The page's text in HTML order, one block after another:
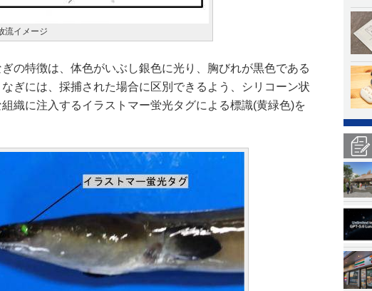
流イメージ
の特徴は、体色がいぶし銀色に光り、胸びれが黒色である
ぎには、採捕された場合に区別できるよう、シリコーン状
織に注入するイラストマー蛍光タグによる標識(黄緑色)を